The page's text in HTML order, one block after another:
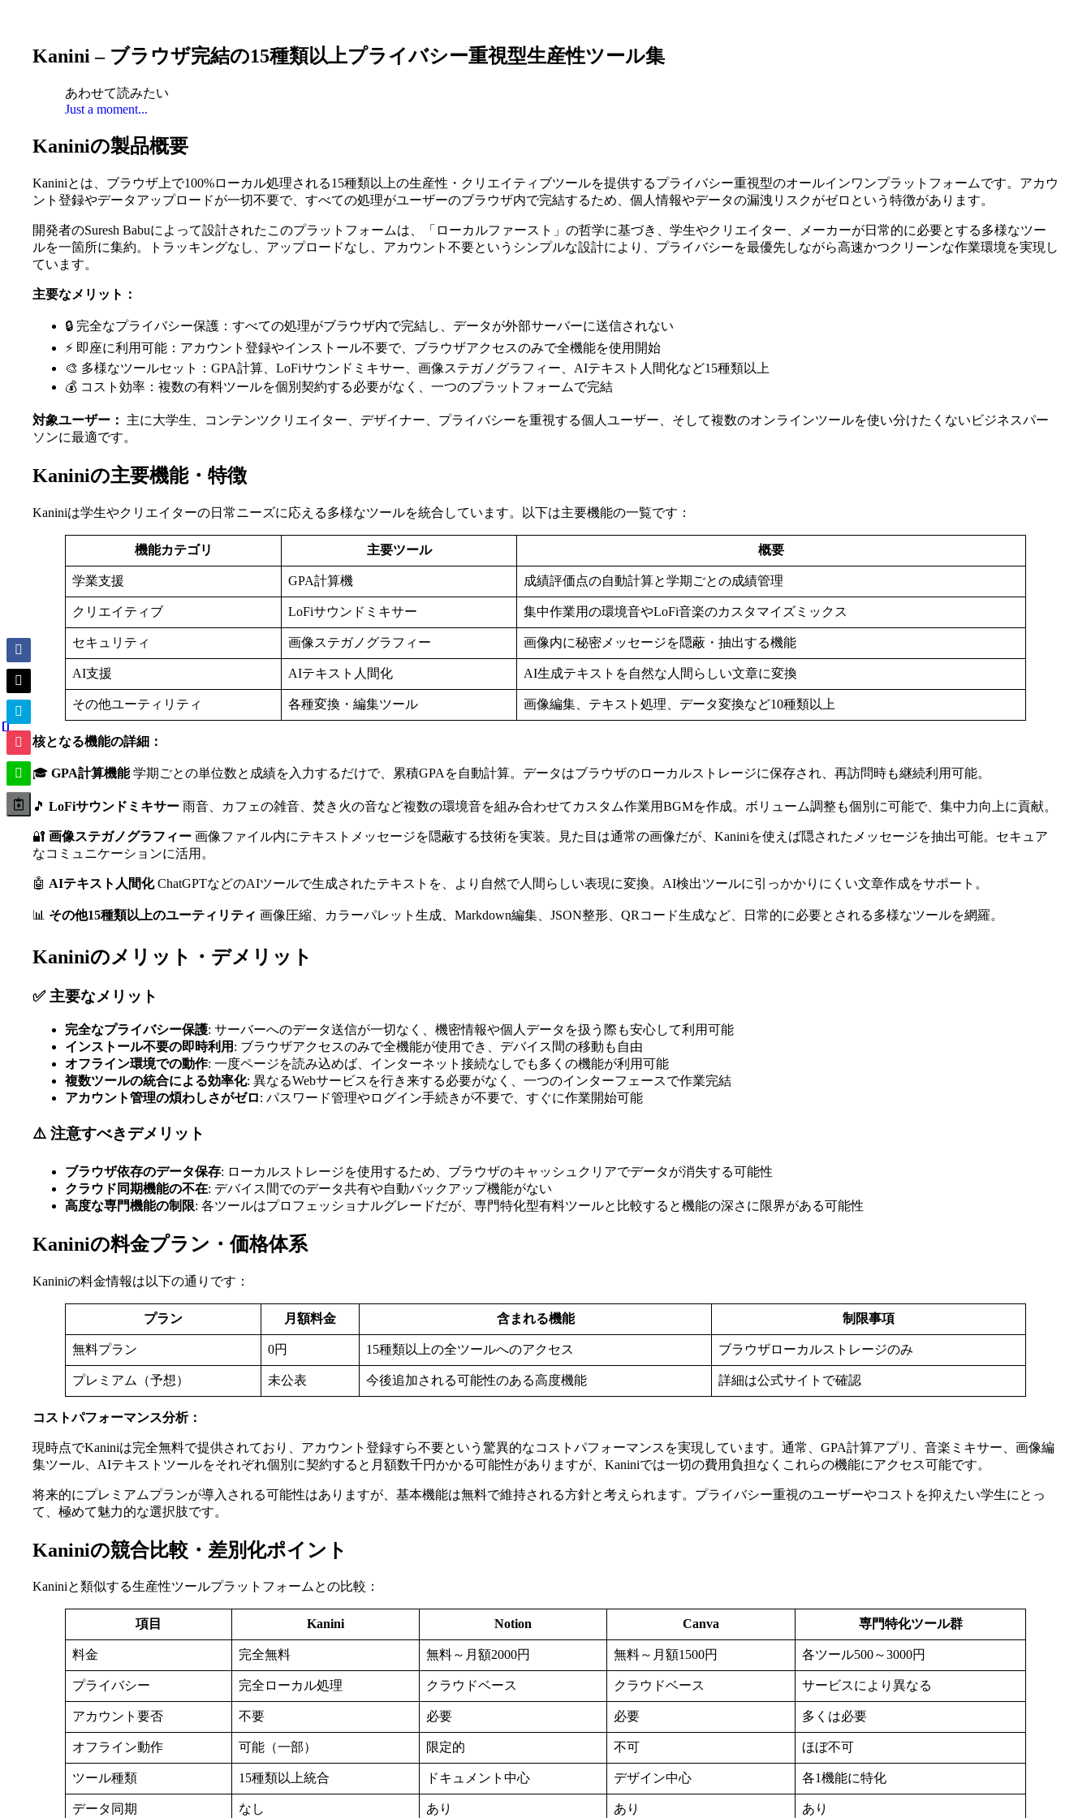
Kanini – ブラウザ完結の15種類以上プライバシー重視型生産性ツール集
あわせて読みたい
Just a moment...
Kaniniの製品概要
Kaniniとは、ブラウザ上で100%ローカル処理される15種類以上の生産性・クリエイティブツールを提供するプライバシー重視型のオールインワンプラットフォームです。アカウ
ント登録やデータアップロードが一切不要で、すべての処理がユーザーのブラウザ内で完結するため、個人情報やデータの漏洩リスクがゼロという特徴があります。
開発者のSuresh Babuによって設計されたこのプラットフォームは、「ローカルファースト」の哲学に基づき、学生やクリエイター、メーカーが日常的に必要とする多様なツー
ルを一箇所に集約。トラッキングなし、アップロードなし、アカウント不要というシンプルな設計により、プライバシーを最優先しながら高速かつクリーンな作業環境を実現し
ています。
主要なメリット：
🔒 完全なプライバシー保護：すべての処理がブラウザ内で完結し、データが外部サーバーに送信されない
⚡ 即座に利用可能：アカウント登録やインストール不要で、ブラウザアクセスのみで全機能を使用開始
🎨 多様なツールセット：GPA計算、LoFiサウンドミキサー、画像ステガノグラフィー、AIテキスト人間化など15種類以上
💰 コスト効率：複数の有料ツールを個別契約する必要がなく、一つのプラットフォームで完結
対象ユーザー：
主に大学生、コンテンツクリエイター、デザイナー、プライバシーを重視する個人ユーザー、そして複数のオンラインツールを使い分けたくないビジネスパー
ソンに最適です。
Kaniniの主要機能・特徴
Kaniniは学生やクリエイターの日常ニーズに応える多様なツールを統合しています。以下は主要機能の一覧です：
機能カテゴリ 主要ツール 概要
学業支援 GPA計算機 成績評価点の自動計算と学期ごとの成績管理
クリエイティブ LoFiサウンドミキサー 集中作業用の環境音やLoFi音楽のカスタマイズミックス
セキュリティ 画像ステガノグラフィー 画像内に秘密メッセージを隠蔽・抽出する機能
AI支援 AIテキスト人間化 AI生成テキストを自然な人間らしい文章に変換
その他ユーティリティ 各種変換・編集ツール 画像編集、テキスト処理、データ変換など10種類以上
核となる機能の詳細：
🎓 GPA計算機能学期ごとの単位数と成績を入力するだけで、累積GPAを自動計算。データはブラウザのローカルストレージに保存され、再訪問時も継続利用可能。
🎵 LoFiサウンドミキサー 雨音、カフェの雑音、焚き火の音など複数の環境音を組み合わせてカスタム作業用BGMを作成。ボリューム調整も個別に可能で、集中力向上に貢献。
🔐 画像ステガノグラフィー 画像ファイル内にテキストメッセージを隠蔽する技術を実装。見た目は通常の画像だが、Kaniniを使えば隠されたメッセージを抽出可能。セキュア
なコミュニケーションに活用。
🤖 AIテキスト人間化ChatGPTなどのAIツールで生成されたテキストを、より自然で人間らしい表現に変換。AI検出ツールに引っかかりにくい文章作成をサポート。
📊 その他15種類以上のユーティリティ 画像圧縮、カラーパレット生成、Markdown編集、JSON整形、QRコード生成など、日常的に必要とされる多様なツールを網羅。
Kaniniのメリット・デメリット
✅ 主要なメリット
完全なプライバシー保護: サーバーへのデータ送信が一切なく、機密情報や個人データを扱う際も安心して利用可能
インストール不要の即時利用 : ブラウザアクセスのみで全機能が使用でき、デバイス間の移動も自由
オフライン環境での動作: 一度ページを読み込めば、インターネット接続なしでも多くの機能が利用可能
複数ツールの統合による効率化: 異なるWebサービスを行き来する必要がなく、一つのインターフェースで作業完結
アカウント管理の煩わしさがゼロ: パスワード管理やログイン手続きが不要で、すぐに作業開始可能
⚠️ 注意すべきデメリット
ブラウザ依存のデータ保存: ローカルストレージを使用するため、ブラウザのキャッシュクリアでデータが消失する可能性
クラウド同期機能の不在: デバイス間でのデータ共有や自動バックアップ機能がない
高度な専門機能の制限: 各ツールはプロフェッショナルグレードだが、専門特化型有料ツールと比較すると機能の深さに限界がある可能性
Kaniniの料金プラン・価格体系
Kaniniの料金情報は以下の通りです：
プラン 月額料金 含まれる機能 制限事項
無料プラン 0円 15種類以上の全ツールへのアクセス ブラウザローカルストレージのみ
プレミアム（予想） 未公表 今後追加される可能性のある高度機能 詳細は公式サイトで確認
コストパフォーマンス分析：
現時点でKaniniは完全無料で提供されており、アカウント登録すら不要という驚異的なコストパフォーマンスを実現しています。通常、GPA計算アプリ、音楽ミキサー、画像編
集ツール、AIテキストツールをそれぞれ個別に契約すると月額数千円かかる可能性がありますが、Kaniniでは一切の費用負担なくこれらの機能にアクセス可能です。
将来的にプレミアムプランが導入される可能性はありますが、基本機能は無料で維持される方針と考えられます。プライバシー重視のユーザーやコストを抑えたい学生にとっ
て、極めて魅力的な選択肢です。
Kaniniの競合比較・差別化ポイント
Kaniniと類似する生産性ツールプラットフォームとの比較：
項目 Kanini Notion Canva 専門特化ツール群
料金 完全無料 無料～月額2000円 無料～月額1500円 各ツール500～3000円
プライバシー 完全ローカル処理 クラウドベース クラウドベース サービスにより異なる
アカウント要否 不要 必要 必要 多くは必要
オフライン動作 可能（一部） 限定的 不可 ほぼ不可
ツール種類 15種類以上統合 ドキュメント中心 デザイン中心 各1機能に特化
データ同期 なし あり あり あり